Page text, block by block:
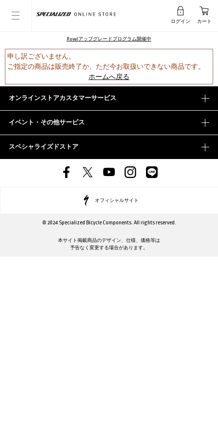
ログイン カート
Rovalアップグレードプログラム開催中
申し訳ございません。
ご指定の商品は販売終了か、ただ今お取扱いできない商品です。
ホームへ戻る
オンラインストアカスタマーサービス
イベント・その他サービス
スペシャライズドストア
オフィシャルサイト
© 2024 Specialized Bicycle Components. All rights reserved.
本サイト掲載商品のデザイン、仕様、価格等は
予告なく変更する場合があります。